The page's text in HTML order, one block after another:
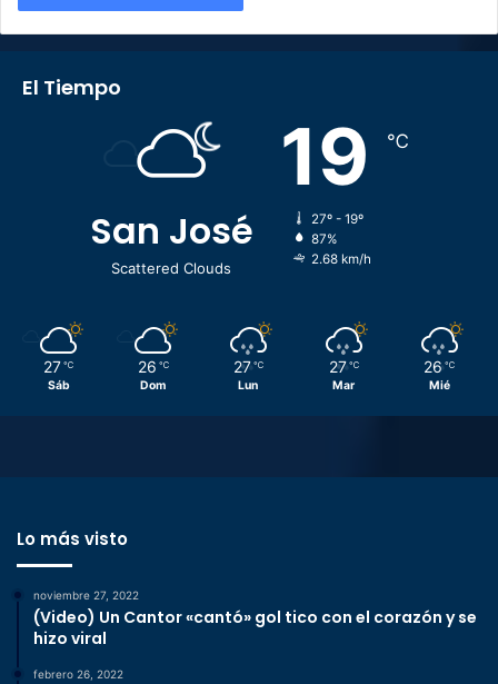
El Tiempo
San José
Scattered Clouds
19 ℃
27º - 19º
87%
2.68 km/h
27 ℃
Sáb
26 ℃
Dom
27 ℃
Lun
27 ℃
Mar
26 ℃
Mié
Lo más visto
noviembre 27, 2022
(Video) Un Cantor «cantó» gol tico con el corazón y se
hizo viral
febrero 26, 2022